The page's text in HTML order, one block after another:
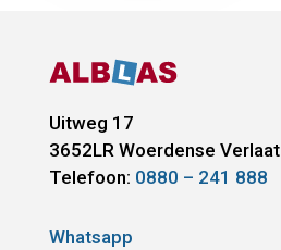
Uitweg 17
3652LRWoerdense Verlaat
Telefoon: 0880 – 241 888
Whatsapp